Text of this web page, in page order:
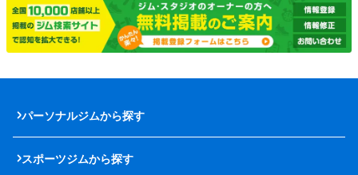
パーソナルジムから探す
スポーツジムから探す